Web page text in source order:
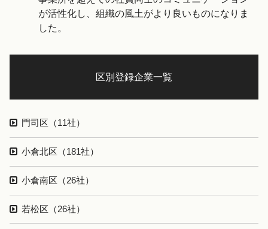
が活性化し、組織の風土がより良いものになりま
した。
区別登録企業一覧
門司区（11社）
小倉北区（181社）
小倉南区（26社）
若松区（26社）